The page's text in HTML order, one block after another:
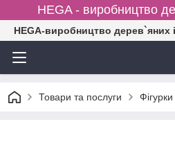
HEGA - виробництво
HEGA-виробництво дерев`яних
Товари та послуги